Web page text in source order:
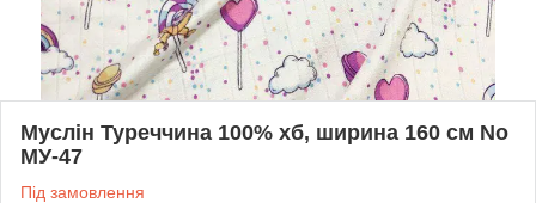
Муслін Туреччина 100% хб, ширина 160 см No
МУ-47
Під замовлення